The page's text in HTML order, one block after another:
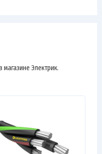
магазине Электрик.